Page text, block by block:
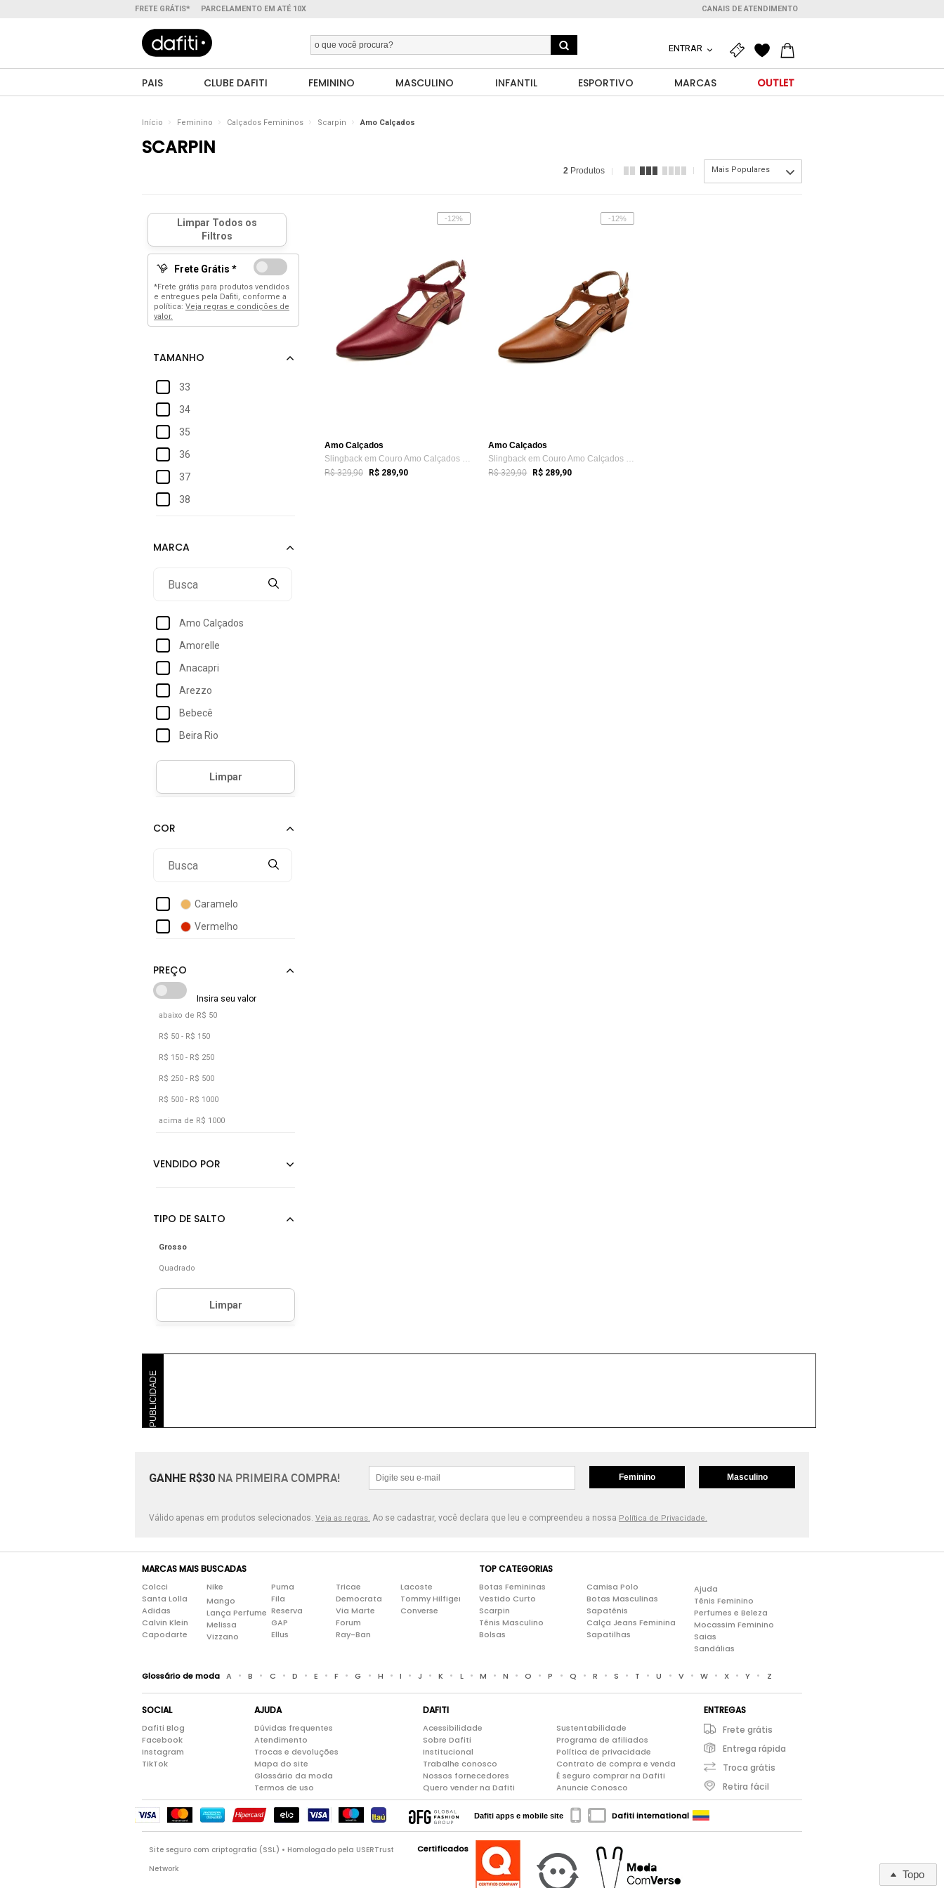
FRETE GRÁTIS* PARCELAMENTO EM ATÉ 10X CANAIS DE ATENDIMENTO
ENTRAR
PAIS CLUBE DAFITI FEMININO MASCULINO INFANTIL ESPORTIVO MARCAS OUTLET
Início Feminino Calçados Femininos Scarpin Amo Calçados
SCARPIN
2 Produtos Mais Populares
Frete Grátis *
*Frete grátis para produtos vendidos
e entregues pela Dafiti, conforme a
política: Veja regras e condições de
valor.
33
34
35
36
37
38
Amo Calçados
Amorelle
Anacapri
Arezzo
Bebecê
Beira Rio
Capodarte
Dinapoli
Gigil
LÓris Shoes
Loucos E Santos
Caramelo
Vermelho
abaixo de R$ 50
R$ 50 - R$ 150
R$ 150 - R$ 250
R$ 250 - R$ 500
R$ 500 - R$ 1000
acima de R$ 1000
Grosso
Quadrado
-12%
Amo Calçados
Slingback em Couro Amo Calçados Clara Vermelho
R$ 329,90 R$ 289,90
-12%
Amo Calçados
Slingback em Couro Amo Calçados Clara Caramelo
R$ 329,90 R$ 289,90
PUBLICIDADE
Topo
GANHE R$30 NA PRIMEIRA COMPRA! Feminino Masculino
Válido apenas em produtos selecionados. Veja as regras. Ao se cadastrar, você declara que leu e compreendeu a nossa Política de Privacidade.
MARCAS MAIS BUSCADAS
Colcci
Santa Lolla
Adidas
Calvin Klein
Capodarte
Nike
Mango
Lança Perfume
Melissa
Vizzano
Puma
Fila
Reserva
GAP
Ellus
Tricae
Democrata
Via Marte
Forum
Ray-Ban
Lacoste
Tommy Hilfiger
Converse
TOP CATEGORIAS
Botas Femininas
Vestido Curto
Scarpin
Tênis Masculino
Bolsas
Camisa Polo
Botas Masculinas
Sapatênis
Calça Jeans Feminina
Sapatilhas
Ajuda
Tênis Feminino
Perfumes e Beleza
Mocassim Feminino
Saias
Sandálias
Glossário de moda A • B • C • D • E • F • G • H • I • J • K • L • M • N • O • P • Q • R • S • T • U • V • W • X • Y • Z
SOCIAL
Dafiti Blog
Facebook
Instagram
TikTok
AJUDA
Dúvidas frequentes
Atendimento
Trocas e devoluções
Mapa do site
Glossário da moda
Termos de uso
DAFITI
Acessibilidade
Sobre Dafiti
Institucional
Trabalhe conosco
Nossos fornecedores
Quero vender na Dafiti
Sustentabilidade
Programa de afiliados
Política de privacidade
Contrato de compra e venda
É seguro comprar na Dafiti
Anuncie Conosco
ENTREGAS
Frete grátis
Entrega rápida
Troca grátis
Retira fácil
Dafiti apps e mobile site Dafiti international
Site seguro com criptografia (SSL) • Homologado pela USERTrust
Network
Certificados